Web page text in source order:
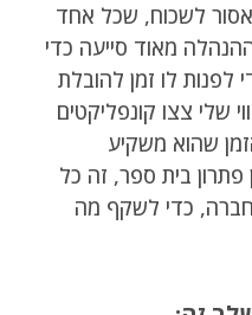
אסור לשכוח, שכל אחד
מאוד סייעה כדי
לו זמן להובלת
שלי צצו קונפליקטים
שהוא משקיע
בית ספר, זה כל
כדי לשקף מה